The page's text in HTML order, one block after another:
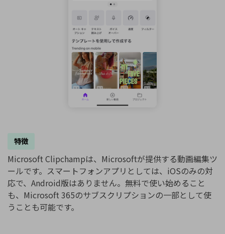
特徴
Microsoft Clipchampは、Microsoftが提供する動画編集ツ
ールです。スマートフォンアプリとしては、iOSのみの対
応で、Android版はありません。無料で使い始めること
も、Microsoft 365のサブスクリプションの一部として使
うことも可能です。